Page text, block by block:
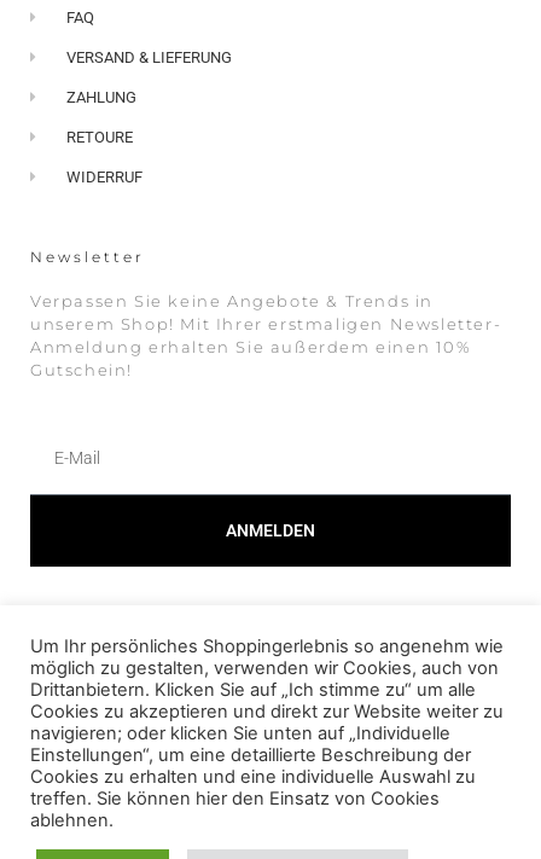
FAQ
VERSAND & LIEFERUNG
ZAHLUNG
RETOURE
WIDERRUF
Newsletter
Verpassen Sie keine Angebote & Trends in
unserem Shop! Mit Ihrer erstmaligen Newsletter-
Anmeldung erhalten Sie außerdem einen 10%
Gutschein!
ANMELDEN
© 2023 AMOUR FOU Online Shop für Fashion
AGB
DATENSCHUTZ
IMPRESSUM
Um Ihr persönliches Shoppingerlebnis so angenehm wie
möglich zu gestalten, verwenden wir Cookies, auch von
Drittanbietern. Klicken Sie auf „Ich stimme zu“ um alle
Cookies zu akzeptieren und direkt zur Website weiter zu
navigieren; oder klicken Sie unten auf „Individuelle
Einstellungen“, um eine detaillierte Beschreibung der
Cookies zu erhalten und eine individuelle Auswahl zu
treffen. Sie können hier den Einsatz von Cookies
ablehnen.